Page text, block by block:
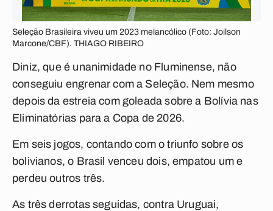
Seleção Brasileira viveu um 2023 melancólico (Foto: Joilson
Marcone/CBF). THIAGO RIBEIRO
Diniz, que é unanimidade no Fluminense, não
conseguiu engrenar com a Seleção. Nem mesmo
depois da estreia com goleada sobre a Bolívia nas
Eliminatórias para a Copa de 2026.
Em seis jogos, contando com o triunfo sobre os
bolivianos, o Brasil venceu dois, empatou um e
perdeu outros três.
As três derrotas seguidas, contra Uruguai,